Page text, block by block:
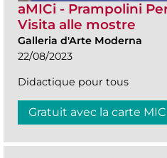
aMICi - Prampolini
Visita alle mostre
Galleria d'Arte Moderna
22/08/2023
Didactique pour tous
Gratuit avec la carte MIC